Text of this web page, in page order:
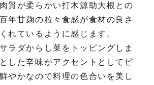
質が柔らかい打木源助大根との
年甘麹の粒々食感が食材の良さ
れているように感じます。
ラダからし菜をトッピングしま
した辛味がアクセントとしてピ
やかなので料理の色合いを美し